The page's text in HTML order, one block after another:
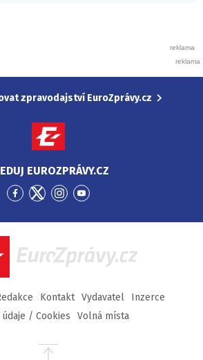
zpravodajství EuroZprávy.cz
EUROZPRÁVY.CZ
Přejít
Facebook
Přejít
Twitter
Přejít
Instagram
Přejít
YouTube
EuroZprávy.cz
Kontakt Vydavatel
Inzerce
/ Cookies
Volná místa
Přejít